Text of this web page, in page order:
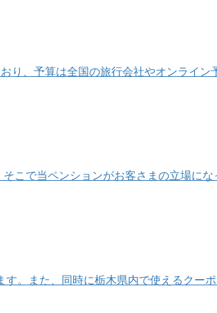
、予算は全国の旅行会社やオンライン
こで当ペンションがお客さまの立場に
。また、同時に栃木県内で使えるクー